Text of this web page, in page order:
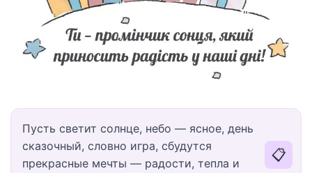
Пусть светит солнце, небо — ясное, день
сказочный, словно игра, сбудутся
прекрасные мечты — радости, тепла и
📋